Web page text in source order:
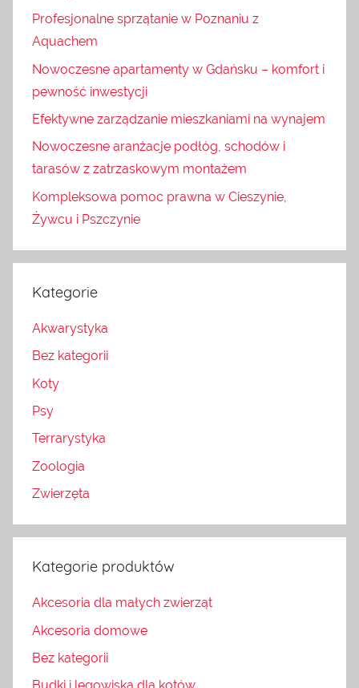
Profesjonalne sprzątanie w Poznaniu z
Aquachem
Nowoczesne apartamenty w Gdańsku – komfort i
pewność inwestycji
Efektywne zarządzanie mieszkaniami na wynajem
Nowoczesne aranżacje podłóg, schodów i
tarasów z zatrzaskowym montażem
Kompleksowa pomoc prawna w Cieszynie,
Żywcu i Pszczynie
Kategorie
Akwarystyka
Bez kategorii
Koty
Psy
Terrarystyka
Zoologia
Zwierzęta
Kategorie produktów
Akcesoria dla małych zwierząt
Akcesoria domowe
Bez kategorii